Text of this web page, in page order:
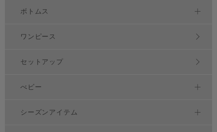
ボトムス
ワンピース
セットアップ
べビー
シーズンアイテム